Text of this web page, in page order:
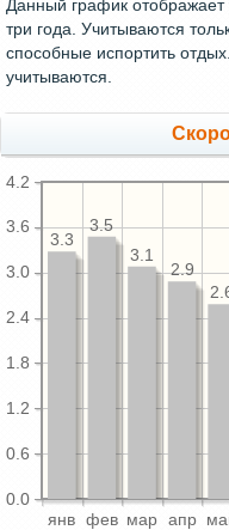
Данный график
три года. Учитываются
способные испортить
учитываются.
янв фев мар апр
0.0
0.6
1.2
1.8
2.4
3.0
3.6
4.2
2.9
3.1
3.5
3.3